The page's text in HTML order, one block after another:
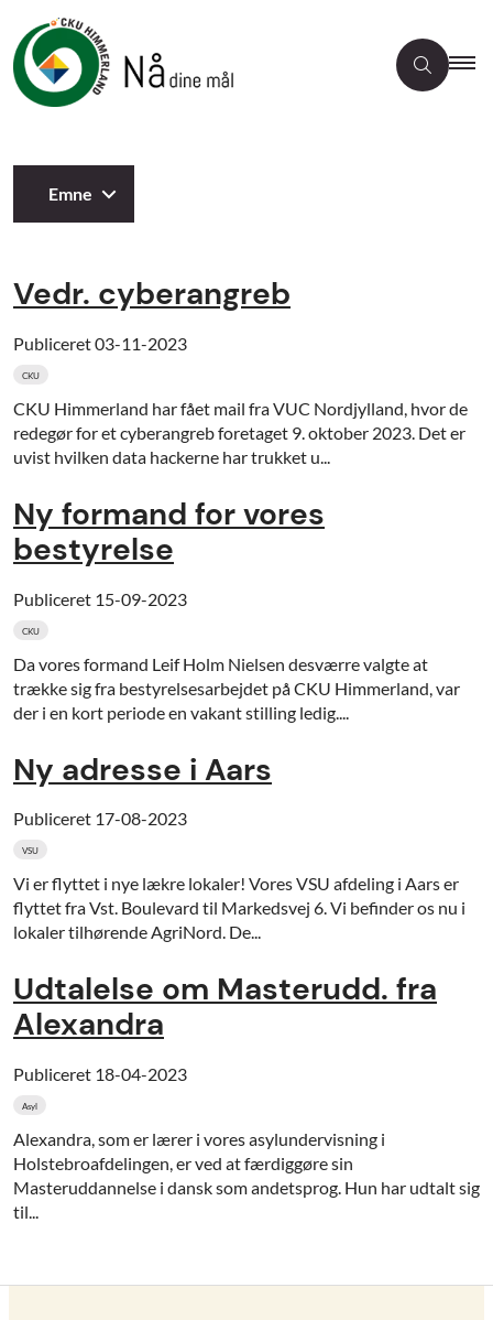
Emne
Vedr. cyberangreb
Publiceret03-11-2023
CKU
CKU Himmerland har fået mail fra VUC Nordjylland, hvor de
redegør for et cyberangreb foretaget 9. oktober 2023. Det er
uvist hvilken data hackerne har trukket u...
Ny formand for vores
bestyrelse
Publiceret 15-09-2023
CKU
Da vores formand Leif Holm Nielsen desværre valgte at
trække sig fra bestyrelsesarbejdet på CKU Himmerland, var
der i en kort periode en vakant stilling ledig....
Ny adresse i Aars
Publiceret 17-08-2023
VSU
Vi er flyttet i nye lækre lokaler! Vores VSU afdeling i Aars er
flyttet fra Vst. Boulevard til Markedsvej 6. Vi befinder os nu i
lokaler tilhørende AgriNord. De...
Udtalelse om Masterudd. fra
Alexandra
Publiceret 18-04-2023
Asyl
Alexandra, som er lærer i vores asylundervisning i
Holstebroafdelingen, er ved at færdiggøre sin
Masteruddannelse i dansk som andetsprog. Hun har udtalt sig
til...